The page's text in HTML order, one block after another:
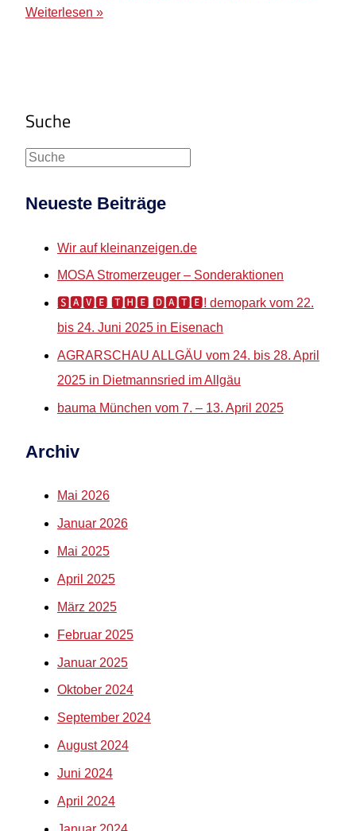
Weiterlesen »
Suche
Neueste Beiträge
Wir auf kleinanzeigen.de
MOSA Stromerzeuger – Sonderaktionen
🆂🅰🆅🅴 🆃🅷🅴 🅳🅰🆃🅴! demopark vom 22.
bis 24. Juni 2025 in Eisenach
AGRARSCHAU ALLGÄU vom 24. bis 28. April
2025 in Dietmannsried im Allgäu
bauma München vom 7. – 13. April 2025
Archiv
Mai 2026
Januar 2026
Mai 2025
April 2025
März 2025
Februar 2025
Januar 2025
Oktober 2024
September 2024
August 2024
Juni 2024
April 2024